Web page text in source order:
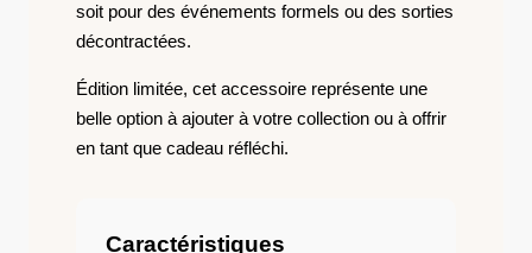
soit pour des événements formels ou des sorties
décontractées.
Édition limitée, cet accessoire représente une
belle option à ajouter à votre collection ou à offrir
en tant que cadeau réfléchi.
Caractéristiques